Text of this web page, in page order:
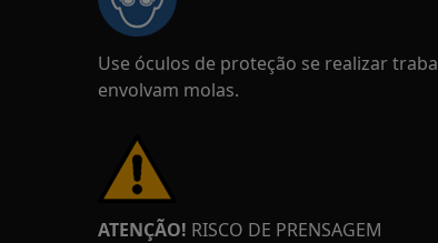
Use óculos de proteção se realizar
envolvam molas.
ATENÇÃO! RISCO DE PRENSAGEM